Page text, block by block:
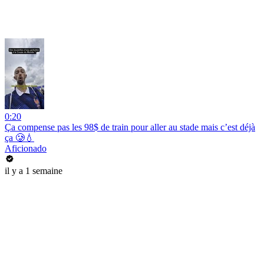
0:20
Ça compense pas les 98$ de train pour aller au stade mais c’est déjà
ça 🥲💧
Aficionado
il y a 1 semaine